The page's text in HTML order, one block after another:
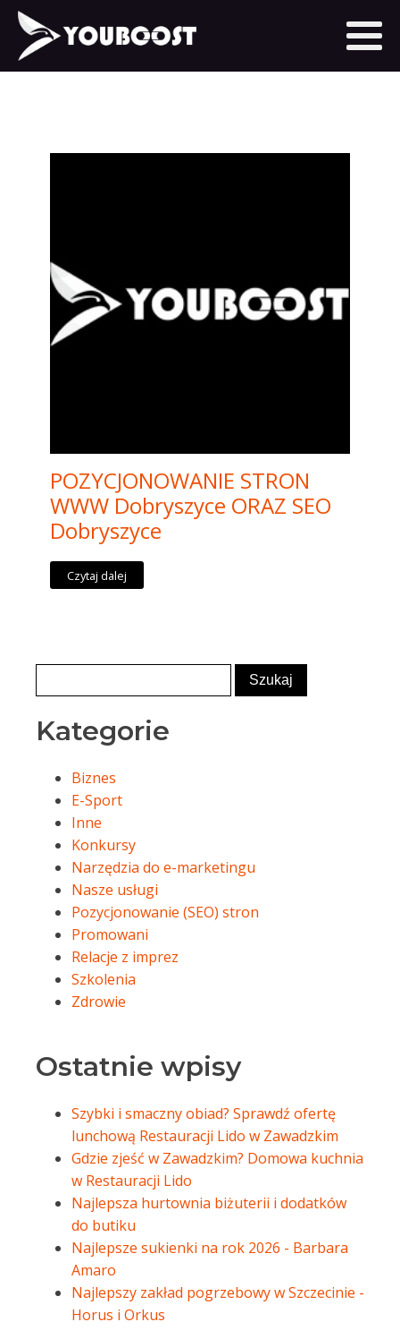
POZYCJONOWANIE STRON
WWW Dobryszyce ORAZ SEO
Dobryszyce
Czytaj dalej
Kategorie
Biznes
E-Sport
Inne
Konkursy
Narzędzia do e-marketingu
Nasze usługi
Pozycjonowanie (SEO) stron
Promowani
Relacje z imprez
Szkolenia
Zdrowie
Ostatnie wpisy
Szybki i smaczny obiad? Sprawdź ofertę
lunchową Restauracji Lido w Zawadzkim
Gdzie zjeść w Zawadzkim? Domowa kuchnia
w Restauracji Lido
Najlepsza hurtownia biżuterii i dodatków
do butiku
Najlepsze sukienki na rok 2026 - Barbara
Amaro
Najlepszy zakład pogrzebowy w Szczecinie -
Horus i Orkus